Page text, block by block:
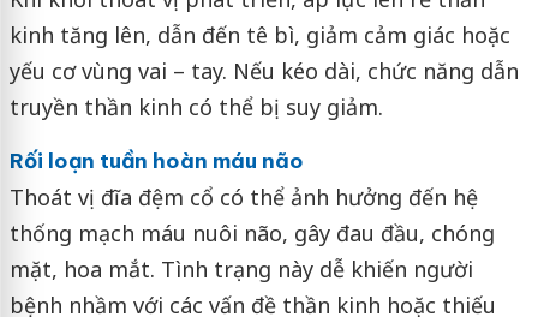
kinh tăng lên, dẫn đến tê bì, giảm cảm giác hoặc
yếu cơ vùng vai – tay. Nếu kéo dài, chức năng dẫn
truyền thần kinh có thể bị suy giảm.
Rối loạn tuần hoàn máu não
Thoát vị đĩa đệm cổ có thể ảnh hưởng đến hệ
thống mạch máu nuôi não, gây đau đầu, chóng
mặt, hoa mắt. Tình trạng này dễ khiến người
bệnh nhầm với các vấn đề thần kinh hoặc thiếu